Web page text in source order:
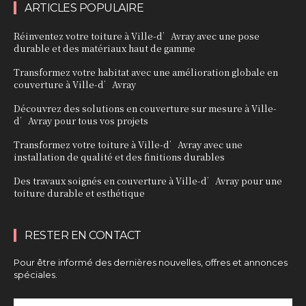
ARTICLES POPULAIRE
Réinventez votre toiture à Ville-d’Avray avec une pose
durable et des matériaux haut de gamme
Transformez votre habitat avec une amélioration globale en
couverture à Ville-d’Avray
Découvrez des solutions en couverture sur mesure à Ville-
d’Avray pour tous vos projets
Transformez votre toiture à Ville-d’Avray avec une
installation de qualité et des finitions durables
Des travaux soignés en couverture à Ville-d’Avray pour une
toiture durable et esthétique
RESTER EN CONTACT
Pour être informé des dernières nouvelles, offres et annonces
spéciales.